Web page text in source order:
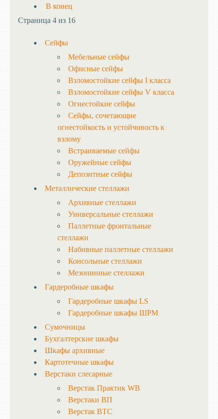
В конец
Страница 4 из 16
Сейфы
Мебельные сейфы
Офисные сейфы
Взломостойкие сейфы I класса
Взломостойкие сейфы V класса
Огнестойкие сейфы
Сейфы, сочетающие
огнестойкость и устойчивость к
взлому
Встраиваемые сейфы
Оружейные сейфы
Депозитные сейфы
Металлические стеллажи
Архивные стеллажи
Универсальные стеллажи
Паллетные фронтальные
стеллажи
Набивные паллетные стеллажи
Консольные стеллажи
Мезонинные стеллажи
Гардеробные шкафы
Гардеробные шкафы LS
Гардеробные шкафы ШРМ
Сумочницы
Бухгалтерские шкафы
Шкафы архивные
Картотечные шкафы
Верстаки слесарные
Верстак Практик WB
Верстаки ВП
Верстак ВТС